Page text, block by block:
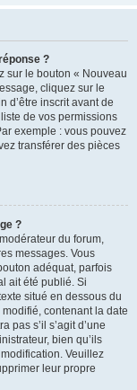
?
sur le bouton « Nouveau
cliquez sur le
d’être inscrit avant de
de vos permissions
exemple : vous pouvez
transférer des pièces
?
du forum,
messages. Vous
adéquat, parfois
ait été publié. Si
situé en dessous du
contenant la date
pas s’il s’agit d’une
bien qu’ils
Veuillez
leur propre